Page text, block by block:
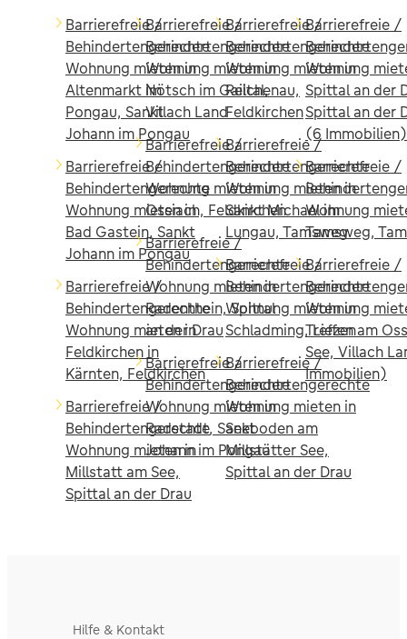
Barrierefreie /
Behindertengerechte
Wohnung mieten in
Altenmarkt im
Pongau, Sankt
Johann im Pongau
Barrierefreie /
Behindertengerechte
Wohnung mieten in
Bad Gastein, Sankt
Johann im Pongau
Barrierefreie /
Behindertengerechte
Wohnung mieten in
Feldkirchen in
Kärnten, Feldkirchen
Barrierefreie /
Behindertengerechte
Wohnung mieten in
Millstatt am See,
Spittal an der Drau
Barrierefreie /
Behindertengerechte
Wohnung mieten in
Nötsch im Gailtal,
Villach Land
Barrierefreie /
Behindertengerechte
Wohnung mieten in
Ossiach, Feldkirchen
Barrierefreie /
Behindertengerechte
Wohnung mieten in
Radenthein, Spittal
an der Drau
Barrierefreie /
Behindertengerechte
Wohnung mieten in
Radstadt, Sankt
Johann im Pongau
Barrierefreie /
Behindertengerechte
Wohnung mieten in
Reichenau,
Feldkirchen
Barrierefreie /
Behindertengerechte
Wohnung mieten in
Sankt Michael im
Lungau, Tamsweg
Barrierefreie /
Behindertengerechte
Wohnung mieten in
Schladming, Liezen
Barrierefreie /
Behindertengerechte
Wohnung mieten in
Seeboden am
Millstätter See,
Spittal an der Drau
Barrierefreie /
Wohnung
Spittal an der
Spittal an der
(6 Immobilien)
Barrierefreie /
Wohnung
Tamsweg,
Barrierefreie /
Wohnung
Treffen am
See, Villach
Immobilien)
Hilfe & Kontakt